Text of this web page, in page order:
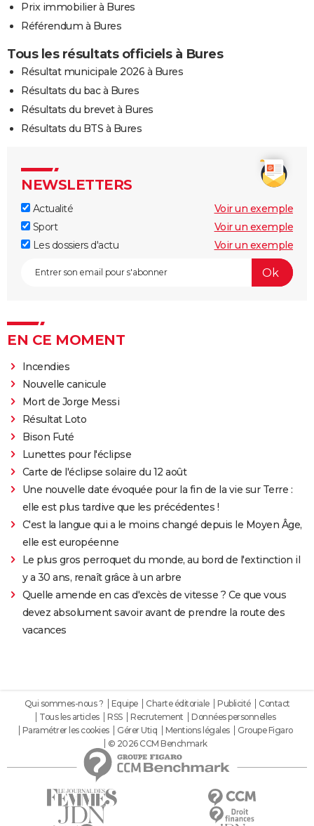
Prix immobilier à Bures
Référendum à Bures
Tous les résultats officiels à Bures
Résultat municipale 2026 à Bures
Résultats du bac à Bures
Résultats du brevet à Bures
Résultats du BTS à Bures
NEWSLETTERS
Actualité
Voir un exemple
Sport
Voir un exemple
Les dossiers d'actu
Voir un exemple
EN CE MOMENT
Incendies
Nouvelle canicule
Mort de Jorge Messi
Résultat Loto
Bison Futé
Lunettes pour l'éclipse
Carte de l'éclipse solaire du 12 août
Une nouvelle date évoquée pour la fin de la vie sur Terre :
elle est plus tardive que les précédentes !
C'est la langue qui a le moins changé depuis le Moyen Âge,
elle est européenne
Le plus gros perroquet du monde, au bord de l'extinction il
y a 30 ans, renaît grâce à un arbre
Quelle amende en cas d'excès de vitesse ? Ce que vous
devez absolument savoir avant de prendre la route des
vacances
Qui sommes-nous ? Equipe Charte éditoriale Publicité
Contact
Tous les articles
RSS Recrutement
Données personnelles
Paramétrer les cookies
Gérer Utiq Mentions légales
Groupe Figaro
© 2026 CCM Benchmark